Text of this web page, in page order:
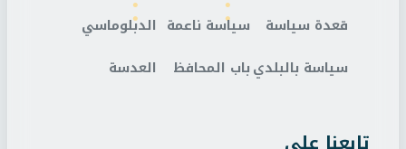
قعدة سياسة
سياسة بالبلدي
سياسة ناعمة
باب المحافظ
الدبلوماسي
العدسة